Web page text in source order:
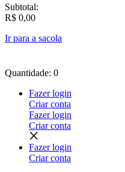
Subtotal:
R$ 0,00
Ir para a sacola
Quantidade: 0
Fazer login
Criar conta
Fazer login
Criar conta
Fazer login
Criar conta